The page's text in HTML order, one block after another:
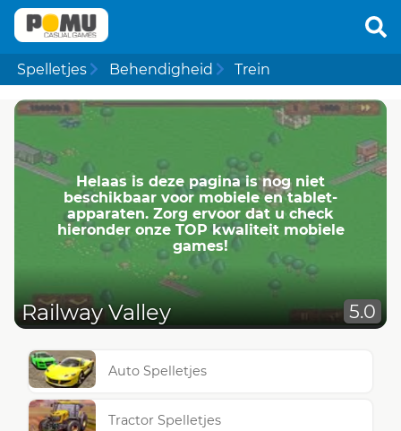
Spelletjes Behendigheid Trein
Helaas is deze pagina is nog niet
beschikbaar voor mobiele en tablet-
apparaten. Zorg ervoor dat u check
hieronder onze TOP kwaliteit mobiele
games!
Railway Valley 5.0
Auto Spelletjes
Tractor Spelletjes